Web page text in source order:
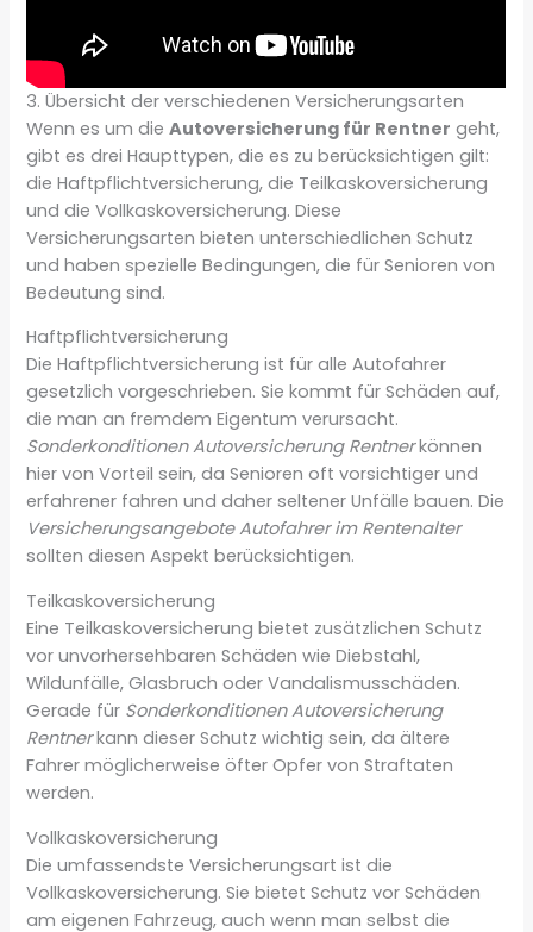
3. Übersicht der verschiedenen Versicherungsarten
Wenn es um dieAutoversicherung für Rentner geht,
gibt es drei Haupttypen, die es zu berücksichtigen gilt:
die Haftpflichtversicherung, die Teilkaskoversicherung
und die Vollkaskoversicherung. Diese
Versicherungsarten bieten unterschiedlichen Schutz
und haben spezielle Bedingungen, die für Senioren von
Bedeutung sind.
Haftpflichtversicherung
Die Haftpflichtversicherung ist für alle Autofahrer
gesetzlich vorgeschrieben. Sie kommt für Schäden auf,
die man an fremdem Eigentum verursacht.
Sonderkonditionen Autoversicherung Rentnerkönnen
hier von Vorteil sein, da Senioren oft vorsichtiger und
erfahrener fahren und daher seltener Unfälle bauen. Die
Versicherungsangebote Autofahrer im Rentenalter
sollten diesen Aspekt berücksichtigen.
Teilkaskoversicherung
Eine Teilkaskoversicherung bietet zusätzlichen Schutz
vor unvorhersehbaren Schäden wie Diebstahl,
Wildunfälle, Glasbruch oder Vandalismusschäden.
Gerade für Sonderkonditionen Autoversicherung
Rentnerkann dieser Schutz wichtig sein, da ältere
Fahrer möglicherweise öfter Opfer von Straftaten
werden.
Vollkaskoversicherung
Die umfassendste Versicherungsart ist die
Vollkaskoversicherung. Sie bietet Schutz vor Schäden
am eigenen Fahrzeug, auch wenn man selbst die